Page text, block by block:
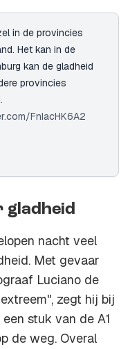
in de provincies
Het kan in de
kan de gladheid
provincies
FnIacHK6A2
gladheid
nacht veel
Met gevaar
Luciano de
zegt hij bij
stuk van de A1
de weg. Overal